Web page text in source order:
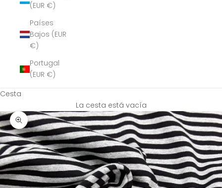
(EUR €)
Países
Bajos (EUR
€)
Portugal
(EUR €)
Cesta
La cesta está vacía
Zoom